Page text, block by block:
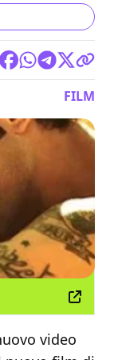
FILM
video